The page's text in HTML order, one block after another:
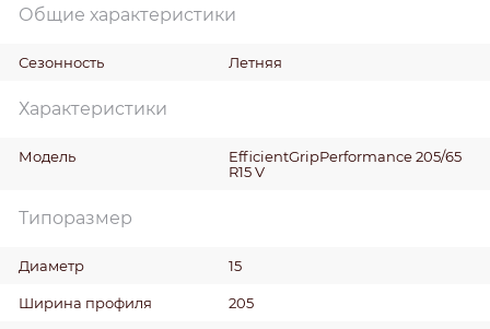
Общие характеристики
Сезонность Летняя
Характеристики
Модель
EfficientGripPerformance 205/65
R15 V
Типоразмер
Диаметр 15
Ширина профиля 205